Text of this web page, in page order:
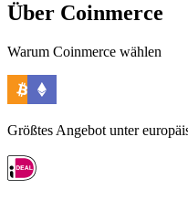
Über Coinmerce
Warum Coinmerce wählen
Größtes Angebot unter